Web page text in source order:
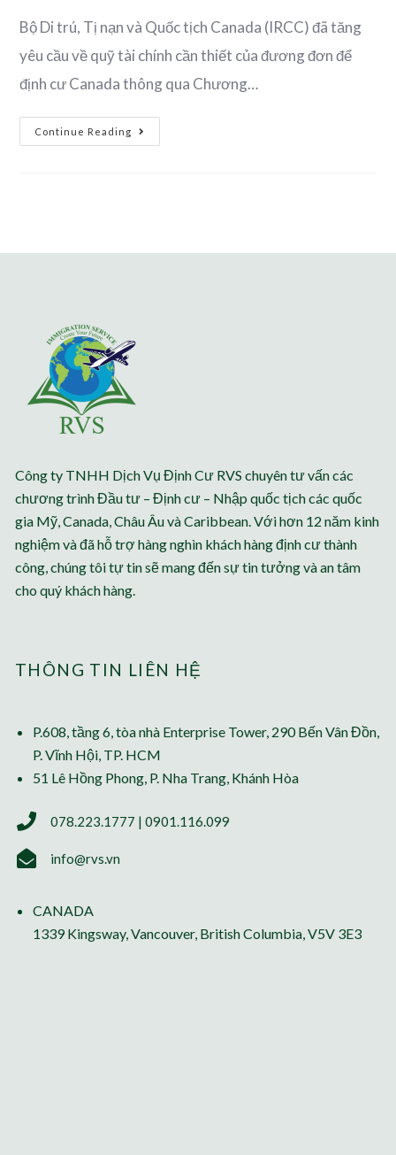
Bộ Di trú, Tị nạn và Quốc tịch Canada (IRCC) đã tăng
yêu cầu về quỹ tài chính cần thiết của đương đơn để
định cư Canada thông qua Chương…
Continue Reading
Công ty TNHH Dịch Vụ Định Cư RVS chuyên tư vấn các
chương trình Đầu tư – Định cư – Nhập quốc tịch các quốc
gia Mỹ, Canada, Châu Âu và Caribbean. Với hơn 12 năm kinh
nghiệm và đã hỗ trợ hàng nghìn khách hàng định cư thành
công, chúng tôi tự tin sẽ mang đến sự tin tưởng và an tâm
cho quý khách hàng.
THÔNG TIN LIÊN HỆ
P.608, tầng 6, tòa nhà Enterprise Tower, 290 Bến Vân Đồn,
P. Vĩnh Hội, TP. HCM
51 Lê Hồng Phong, P. Nha Trang, Khánh Hòa
078.223.1777 | 0901.116.099
info@rvs.vn
CANADA
1339 Kingsway, Vancouver, British Columbia, V5V 3E3